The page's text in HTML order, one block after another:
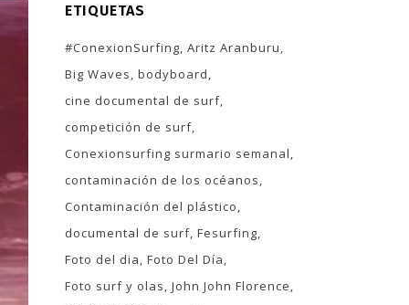
ETIQUETAS
#ConexionSurfing Aritz Aranburu
Big Waves bodyboard
cine documental de surf
competición de surf
Conexionsurfing surmario semanal
contaminación de los océanos
Contaminación del plástico
documental de surf Fesurfing
Foto del dia Foto Del Día
Foto surf y olas John John Florence